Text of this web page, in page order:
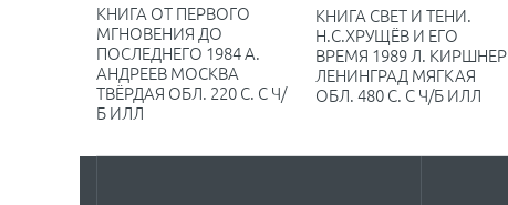
КНИГА ОТ ПЕРВОГО
МГНОВЕНИЯ ДО
ПОСЛЕДНЕГО 1984 А.
АНДРЕЕВ МОСКВА
ТВЁРДАЯ ОБЛ. 220 С. С Ч/
Б ИЛЛ
КНИГА СВЕТ И ТЕНИ.
Н.С.ХРУЩЁВ И ЕГО
ВРЕМЯ 1989 Л. КИРШНЕР
ЛЕНИНГРАД МЯГКАЯ
ОБЛ. 480 С. С Ч/Б ИЛЛ